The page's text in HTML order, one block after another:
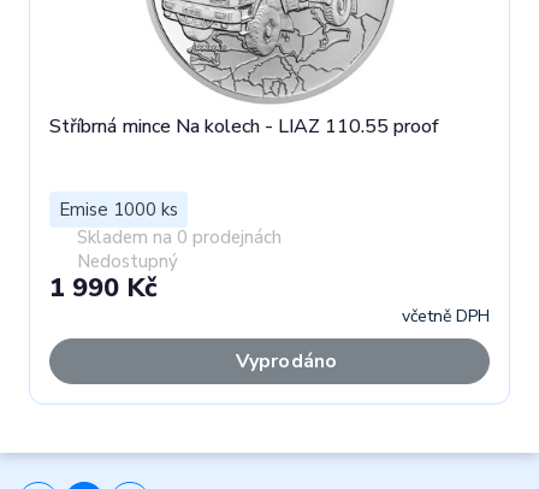
Stříbrná mince Na kolech - LIAZ 110.55 proof
Emise 1000 ks
Skladem na 0 prodejnách
Nedostupný
1 990 Kč
včetně DPH
Vyprodáno